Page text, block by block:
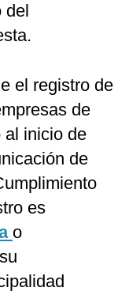
del
el registro de
de
al inicio de
de
es
o